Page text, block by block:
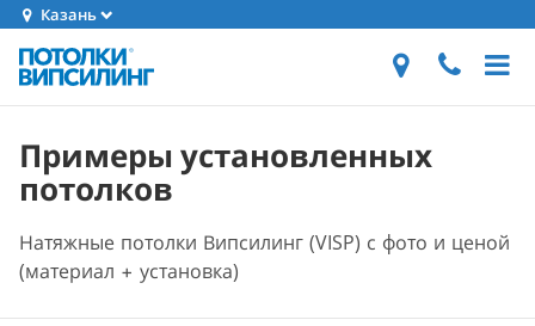
Казань
Примеры установленных
потолков
Натяжные потолки Випсилинг (VISP) с фото и ценой
(материал + установка)